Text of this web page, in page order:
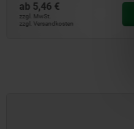
ab 5,46 €
zzgl. MwSt.
zzgl. Versandkosten